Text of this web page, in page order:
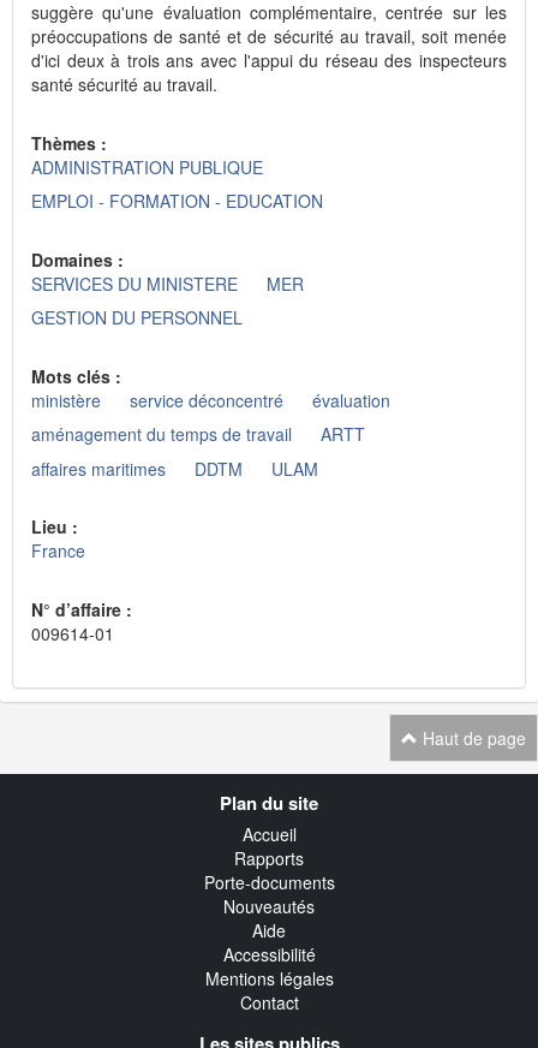
suggère qu'une évaluation complémentaire, centrée sur les
préoccupations de santé et de sécurité au travail, soit menée
d'ici deux à trois ans avec l'appui du réseau des inspecteurs
santé sécurité au travail.
Thèmes :
ADMINISTRATION PUBLIQUE
EMPLOI - FORMATION - EDUCATION
Domaines :
SERVICES DU MINISTERE
MER
GESTION DU PERSONNEL
Mots clés :
ministère
service déconcentré
évaluation
aménagement du temps de travail
ARTT
affaires maritimes
DDTM ULAM
Lieu :
France
N° d’affaire :
009614-01
Haut de page
Plan du site
Accueil
Rapports
Porte-documents
Nouveautés
Aide
Accessibilité
Mentions légales
Contact